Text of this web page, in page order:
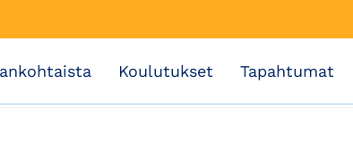
Koulutukset Tapahtumat